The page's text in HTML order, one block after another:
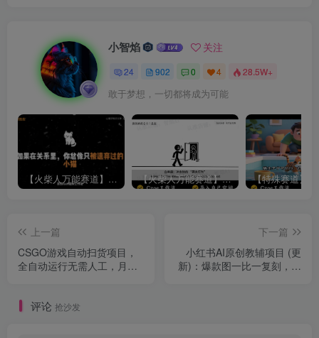
小智焰 关注
24 902 0 4 28.5W+
敢于梦想，一切都将成为可能
【火柴人万能赛道】火柴人心理学插画讲解视频丨扣子工作流智能体搭建coze工作流 【火柴人万能赛道】火柴人心理学智能文案视频丨扣子工作流智能体搭建coze工作流
上一篇
CSGO游戏自动扫货项目，
全自动运行无需人工，月入
下一篇
小红书AI原创教辅项目 (更
新)：爆款图一比一复刻，题
评论 抢沙发